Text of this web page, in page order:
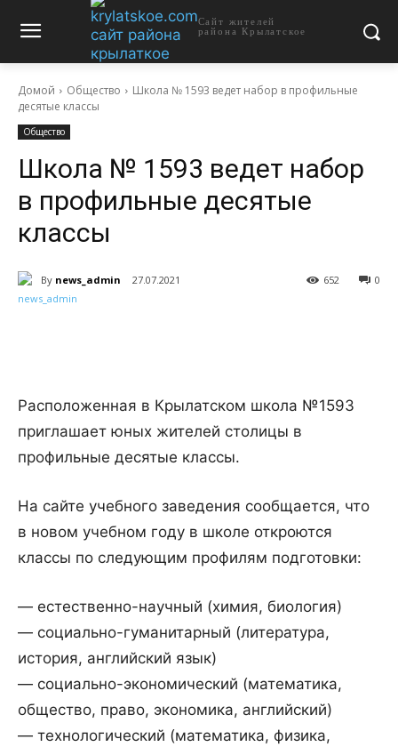
Сайт жителей
района Крылатское
Домой Общество
Школа № 1593 ведет набор в профильные
десятые классы
Общество
Школа № 1593 ведет набор
в профильные десятые
классы
By news_admin 27.07.2021 0
652
Расположенная в Крылатском школа №1593
приглашает юных жителей столицы в
профильные десятые классы.
На сайте учебного заведения сообщается, что
в новом учебном году в школе откроются
классы по следующим профилям подготовки:
— естественно-научный (химия, биология)
— социально-гуманитарный (литература,
история, английский язык)
— социально-экономический (математика,
общество, право, экономика, английский)
— технологический (математика, физика,